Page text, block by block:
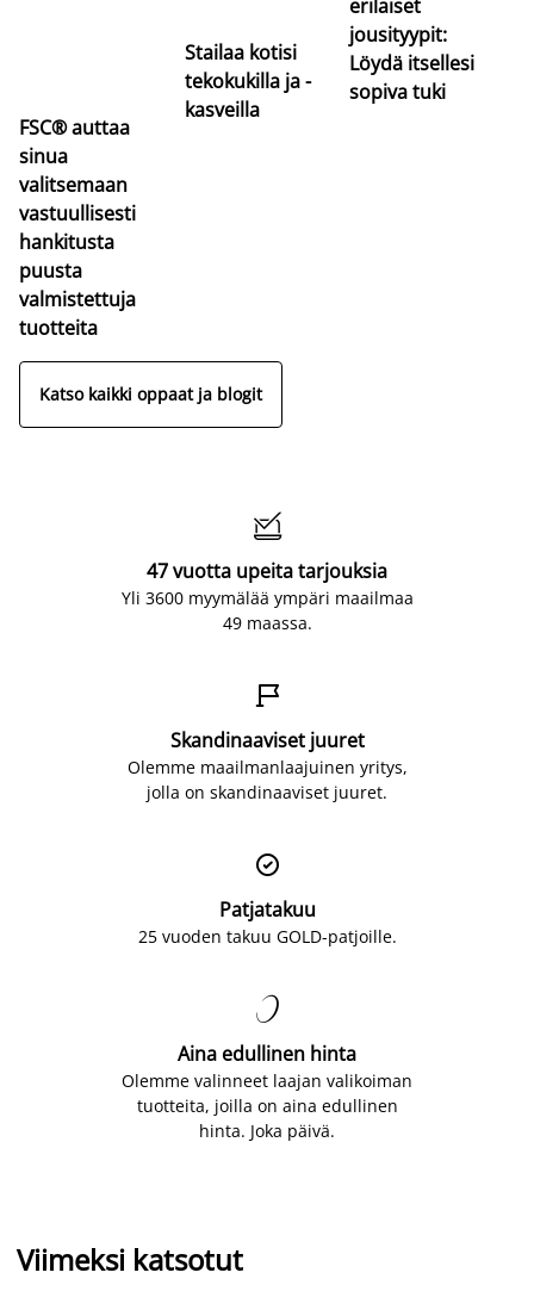
FSC® auttaa
sinua
valitsemaan
vastuullisesti
hankitusta
puusta
valmistettuja
tuotteita
Stailaa kotisi
tekokukilla ja -
kasveilla
erilaiset
jousityypit:
Löydä itsellesi
sopiva tuki
Katso kaikki oppaat ja blogit

47 vuotta upeita tarjouksia
Yli 3600 myymälää ympäri maailmaa
49 maassa.

Skandinaaviset juuret
Olemme maailmanlaajuinen yritys,
jolla on skandinaaviset juuret.

Patjatakuu
25 vuoden takuu GOLD-patjoille.

Aina edullinen hinta
Olemme valinneet laajan valikoiman
tuotteita, joilla on aina edullinen
hinta. Joka päivä.
Viimeksi katsotut